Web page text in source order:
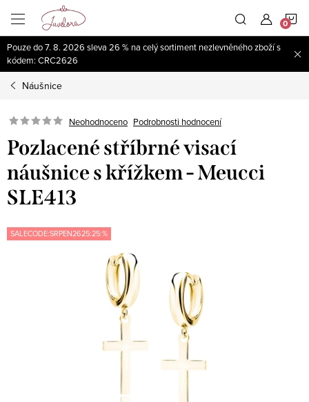
obsah
Pouze do 7. 8. 2026 sleva 26 % na celý sortiment nezlevněného zboží s
kódem: CRC2626
Náušnice
Neohodnoceno Podrobnosti hodnocení
Pozlacené stříbrné visací
náušnice s křížkem - Meucci
SLE413
SALECODE:SRPEN2625:25:%